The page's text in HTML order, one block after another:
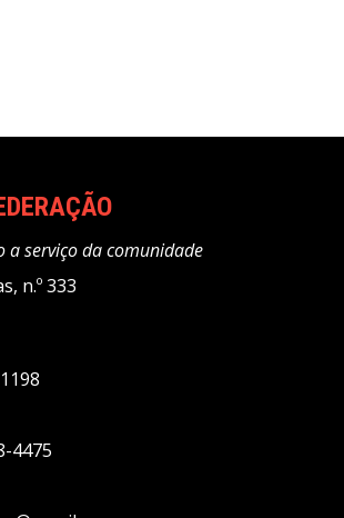
a serviço da comunidade
n.º 333
4475